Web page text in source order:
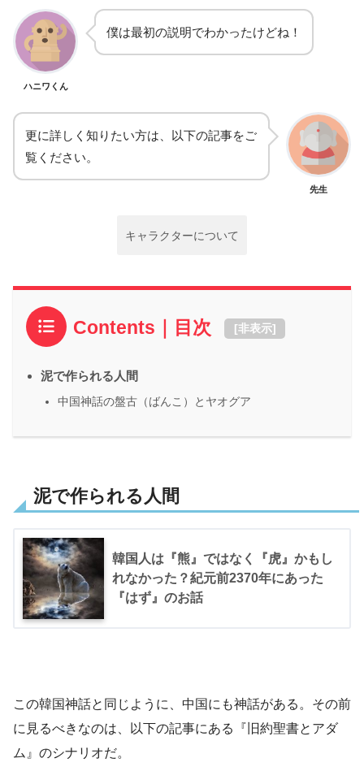
ハニワくん
僕は最初の説明でわかったけどね！
更に詳しく知りたい方は、以下の記事をご
覧ください。
先生
キャラクターについて
Contents｜目次 [非表示]
泥で作られる人間
中国神話の盤古（ばんこ）とヤオグア
泥で作られる人間
韓国人は『熊』ではなく『虎』かもし
れなかった？紀元前2370年にあった
『はず』のお話
この韓国神話と同じように、中国にも神話がある。その前
に見るべきなのは、以下の記事にある『旧約聖書とアダ
ム』のシナリオだ。